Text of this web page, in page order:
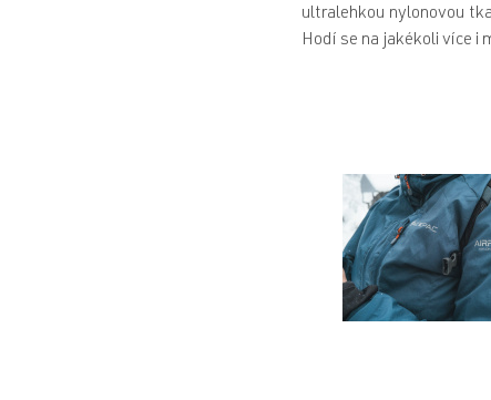
ultralehkou nylonovou
Hodí se na jakékoli více i